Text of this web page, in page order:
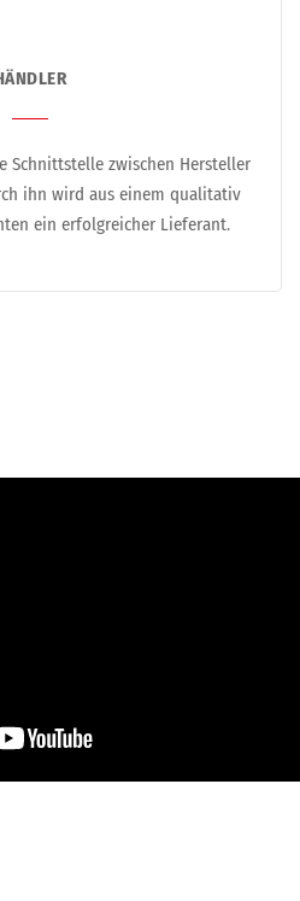
Schnittstelle zwischen Hersteller
ihn wird aus einem qualitativ
ein erfolgreicher Lieferant.